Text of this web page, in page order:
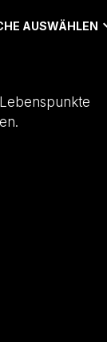
AUSWÄHLEN